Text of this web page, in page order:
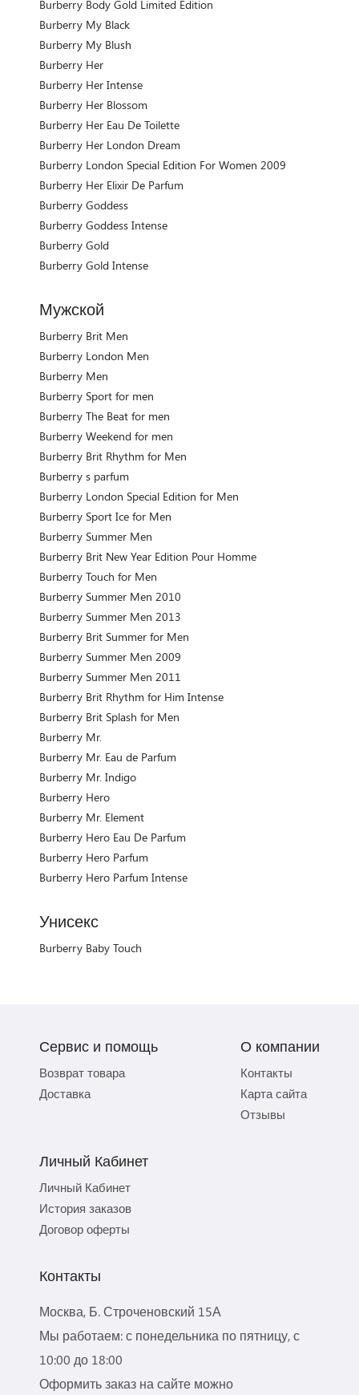
Burberry Body Gold Limited Edition
Burberry My Black
Burberry My Blush
Burberry Her
Burberry Her Intense
Burberry Her Blossom
Burberry Her Eau De Toilette
Burberry Her London Dream
Burberry London Special Edition For Women 2009
Burberry Her Elixir De Parfum
Burberry Goddess
Burberry Goddess Intense
Burberry Gold
Burberry Gold Intense
Мужской
Burberry Brit Men
Burberry London Men
Burberry Men
Burberry Sport for men
Burberry The Beat for men
Burberry Weekend for men
Burberry Brit Rhythm for Men
Burberry s parfum
Burberry London Special Edition for Men
Burberry Sport Ice for Men
Burberry Summer Men
Burberry Brit New Year Edition Pour Homme
Burberry Touch for Men
Burberry Summer Men 2010
Burberry Summer Men 2013
Burberry Brit Summer for Men
Burberry Summer Men 2009
Burberry Summer Men 2011
Burberry Brit Rhythm for Him Intense
Burberry Brit Splash for Men
Burberry Mr.
Burberry Mr. Eau de Parfum
Burberry Mr. Indigo
Burberry Hero
Burberry Mr. Element
Burberry Hero Eau De Parfum
Burberry Hero Parfum
Burberry Hero Parfum Intense
Унисекс
Burberry Baby Touch
Сервис и помощь
Возврат товара
Доставка
О компании
Контакты
Карта сайта
Отзывы
Личный Кабинет
Личный Кабинет
История заказов
Договор оферты
Контакты
Москва, Б. Строченовский 15А
Мы работаем: с понедельника по пятницу, с
10:00 до 18:00
Оформить заказ на сайте можно